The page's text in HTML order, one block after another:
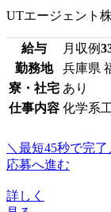
UTエージェント
給与 月収例
勤務地
兵庫県
寮・社宅 あり
仕事内容 化学系
＼最短45秒で完了
応募へ進む
詳しく